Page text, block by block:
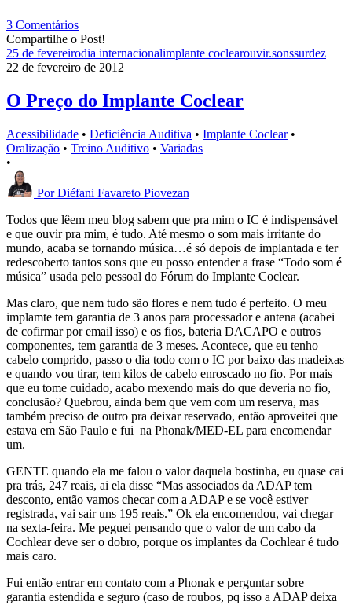
3 Comentários
Compartilhe o Post!
25 de fevereirodia internacionalimplante coclearouvir.sonssurdez
22 de fevereiro de 2012
O Preço do Implante Coclear
Acessibilidade • Deficiência Auditiva • Implante Coclear •
Oralização • Treino Auditivo • Variadas
•
Por Diéfani Favareto Piovezan
Todos que lêem meu blog sabem que pra mim o IC é indispensável
e que ouvir pra mim, é tudo. Até mesmo o som mais irritante do
mundo, acaba se tornando música…é só depois de implantada e ter
redescoberto tantos sons que eu posso entender a frase “Todo som é
música” usada pelo pessoal do Fórum do Implante Coclear.
Mas claro, que nem tudo são flores e nem tudo é perfeito. O meu
implamte tem garantia de 3 anos para processador e antena (acabei
de cofirmar por email isso) e os fios, bateria DACAPO e outros
componentes, tem garantia de 3 meses. Acontece, que eu tenho
cabelo comprido, passo o dia todo com o IC por baixo das madeixas
e quando vou tirar, tem kilos de cabelo enroscado no fio. Por mais
que eu tome cuidado, acabo mexendo mais do que deveria no fio,
conclusão? Quebrou, ainda bem que vem com um reserva, mas
também preciso de outro pra deixar reservado, então aproveitei que
estava em São Paulo e fui na Phonak/MED-EL para encomendar
um.
GENTE quando ela me falou o valor daquela bostinha, eu quase cai
pra trás, 247 reais, ai ela disse “Mas associados da ADAP tem
desconto, então vamos checar com a ADAP e se você estiver
registrada, vai sair uns 195 reais.” Ok ela encomendou, vai chegar
na sexta-feira. Me peguei pensando que o valor de um cabo da
Cochlear deve ser o dobro, porque os implantes da Cochlear é tudo
mais caro.
Fui então entrar em contato com a Phonak e perguntar sobre
garantia estendida e seguro (caso de roubos, pq isso a ADAP deixa